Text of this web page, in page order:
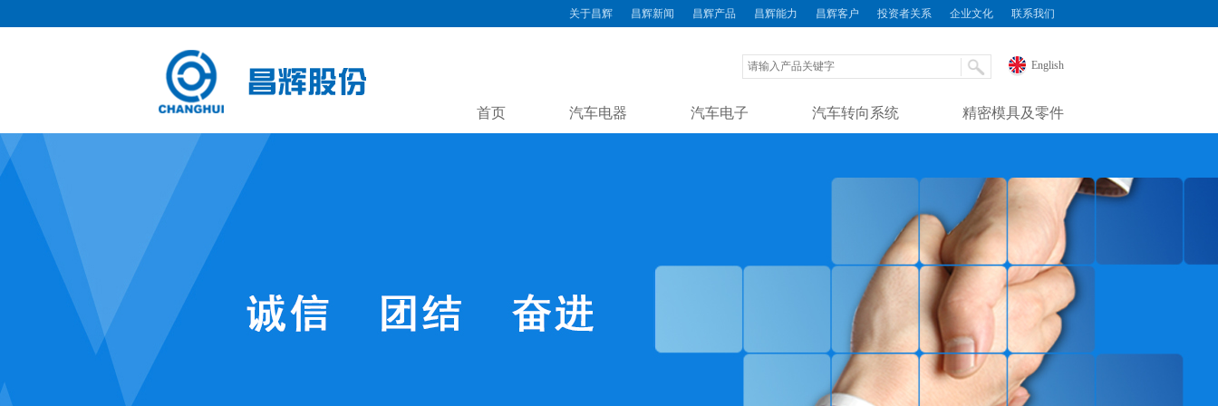
关于昌辉 昌辉新闻 昌辉产品 昌辉能力 昌辉客户 投资者关系 企业文化 联系我们
English
首页 汽车电器 汽车电子 汽车转向系统 精密模具及零件